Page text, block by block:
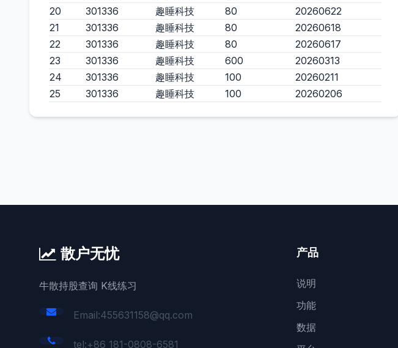
20
301336 趣睡科技 80
20260622
21
301336 趣睡科技 80
20260618
22
301336 趣睡科技 80
20260617
23
301336 趣睡科技 600
20260313
24
301336 趣睡科技 100
20260211
25
301336 趣睡科技 100 20260206
散户无忧
牛散持股查询 K线练习
Email:455631158@qq.com
tel:+86 181-0808-6581
产品
说明
功能
数据